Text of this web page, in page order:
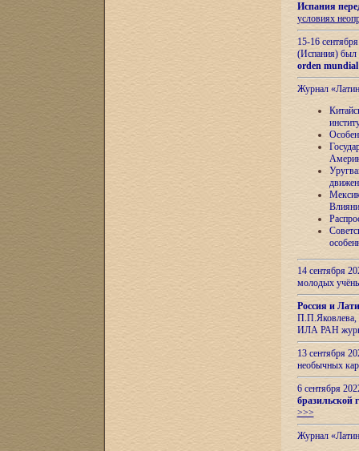
Испания
условиях
15-16
(Испания) был
orden
Журнал
14 сентября
молодых
Россия и
П.П.Яковлева,
ИЛА РАН
13 сентября
необычных
6 сентября
бразильской
>>>
Журнал